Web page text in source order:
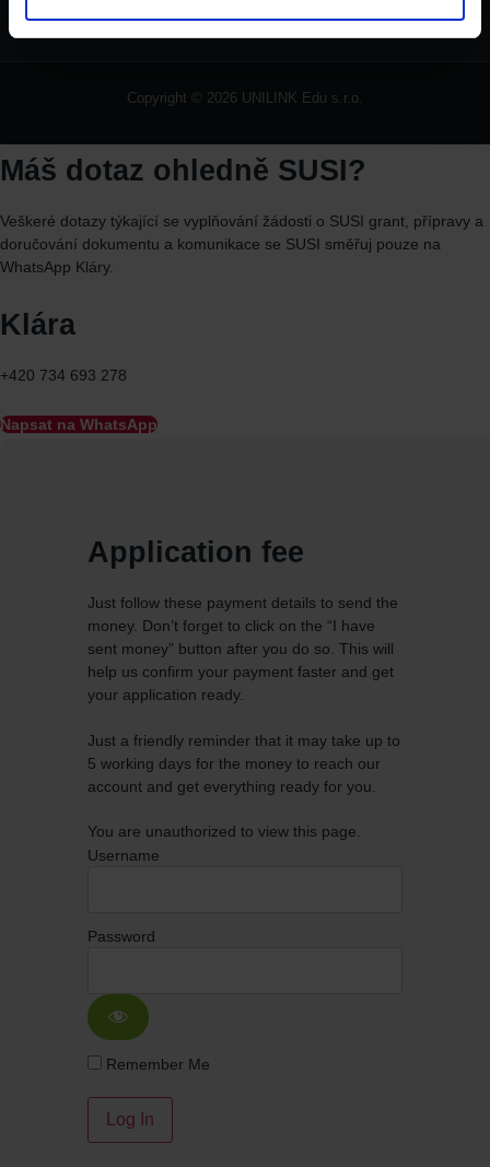
Copyright © 2026 UNILINK Edu s.r.o.
Máš dotaz ohledně SUSI?
Veškeré dotazy týkající se vyplňování žádosti o SUSI grant, přípravy a
doručování dokumentu a komunikace se SUSI směřuj pouze na
WhatsApp Kláry.
Klára
+420 734 693 278
Napsat na WhatsApp
Application fee
Just follow these payment details to send the
money. Don’t forget to click on the “I have
sent money” button after you do so. This will
help us confirm your payment faster and get
your application ready.
Just a friendly reminder that it may take up to
5 working days for the money to reach our
account and get everything ready for you.
You are unauthorized to view this page.
Username
Password
Remember Me